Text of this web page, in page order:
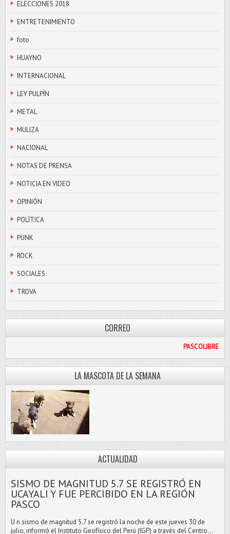
ELECCIONES 2018
ENTRETENIMIENTO
foto
HUAYNO
INTERNACIONAL
LEY PULPÍN
METAL
MULIZA
NACIONAL
NOTAS DE PRENSA
NOTICIA EN VIDEO
OPINIÓN
POLÍTICA
PUNK
ROCK
SOCIALES
TROVA
CORREO
LA MASCOTA DE LA SEMANA
ACTUALIDAD
SISMO DE MAGNITUD 5.7 SE REGISTRÓ EN
UCAYALI Y FUE PERCIBIDO EN LA REGIÓN
PASCO
U n sismo de magnitud 5.7 se registró la noche de este jueves 30 de
julio, informó el Instituto Geofísico del Perú (IGP) a través del Centro...